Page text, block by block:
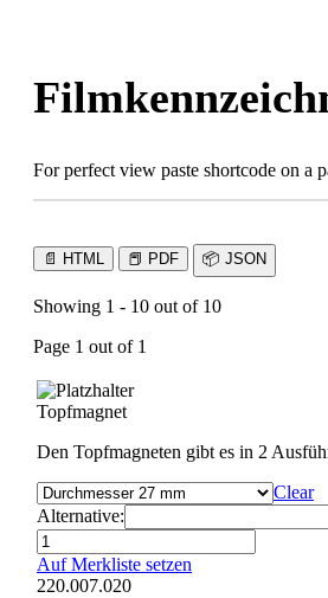
For perfect view paste shortcode on a
📄 HTML 📕 PDF 📦 JSON
Showing 1 - 10 out of 10
Page 1 out of 1
Topfmagnet
Den Topfmagneten gibt es in 2
Clear
Alternative:
Topfmagnet
Menge
Auf Merkliste setzen
220.007.020